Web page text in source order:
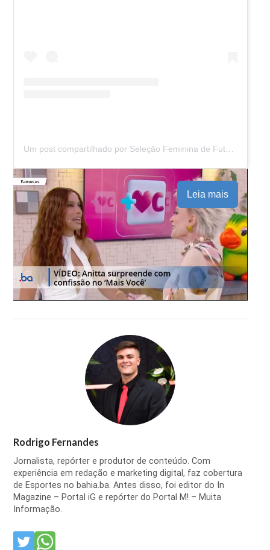
Um post compartilhado por Seleção Feminina de Futebol (@selecaofemininadefutebol)
Leia mais
Rodrigo Fernandes
Jornalista, repórter e produtor de conteúdo. Com
experiência em redação e marketing digital, faz cobertura
de Esportes no bahia.ba. Antes disso, foi editor do In
Magazine – Portal iG e repórter do Portal M! – Muita
Informação.